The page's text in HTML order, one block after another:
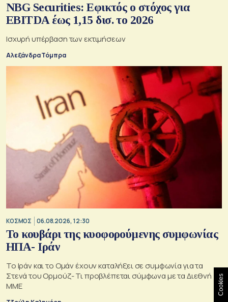
NBG Securities: Εφικτός ο στόχος για
EBITDA έως 1,15 δισ. το 2026
Ισχυρή υπέρβαση των εκτιμήσεων
Αλεξάνδρα Τόμπρα
ΚΟΣΜΟΣ 06.08.2026, 12:30
Το κουβάρι της κυοφορούμενης συμφωνίας
ΗΠΑ- Ιράν
Το Ιράν και το Ομάν έχουν καταλήξει σε συμφωνία για τα
Στενά του Ορμούζ- Τι προβλέπεται σύμφωνα με τα Διεθνή
ΜΜΕ
Cookies